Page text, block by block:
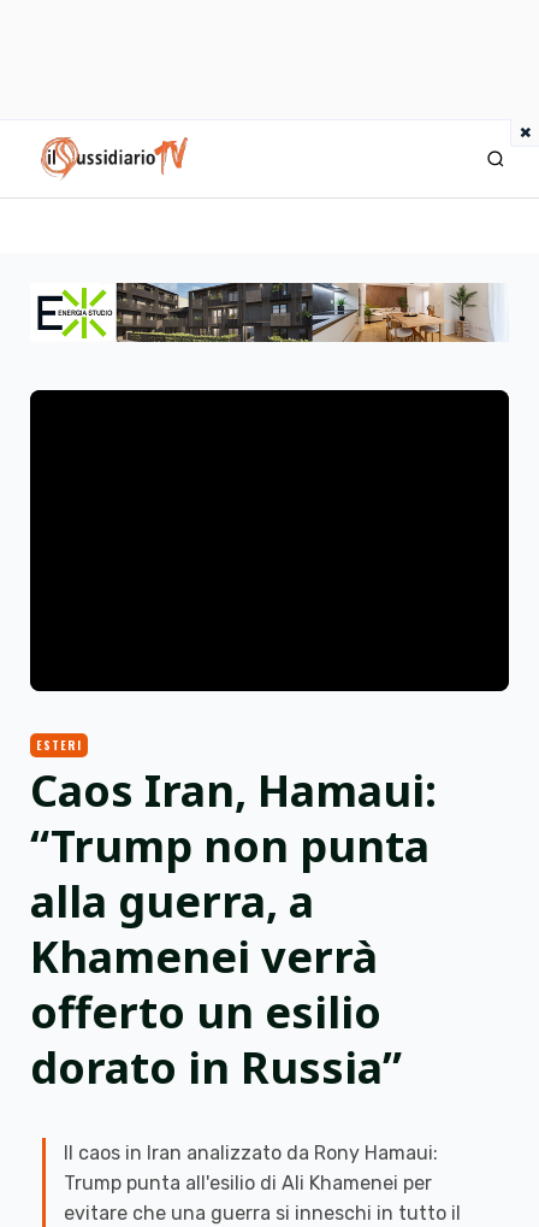
×
IlSussidiario TV
ESTERI
Caos Iran, Hamaui:
“Trump non punta
alla guerra, a
Khamenei verrà
offerto un esilio
dorato in Russia”
Il caos in Iran analizzato da Rony Hamaui:
Trump punta all'esilio di Ali Khamenei per
evitare che una guerra si inneschi in tutto il